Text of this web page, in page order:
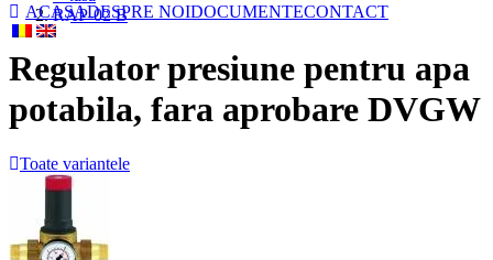
ACASADESPRE NOIDOCUMENTECONTACT
RAP-02 B
Regulator presiune pentru apa
potabila, fara aprobare DVGW
Toate variantele